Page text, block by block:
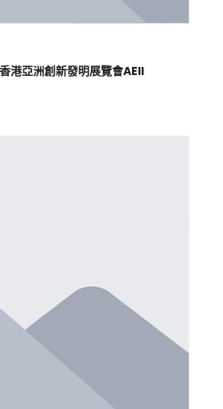
港亞洲創新發明展覽會AEII